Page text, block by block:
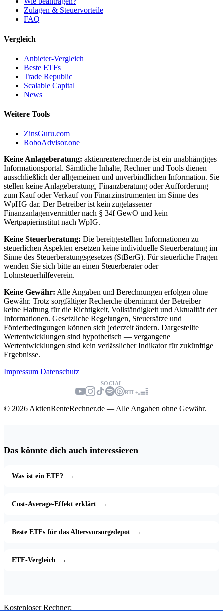
Zulagen & Steuervorteile
FAQ
Vergleich
Anbieter-Vergleich
Beste ETFs
Trade Republic
Scalable Capital
News
Weitere Tools
ZinsGuru.com
RoboAdvisor.one
Keine Anlageberatung: aktienrenterechner.de ist ein unabhängiges
Informationsportal. Sämtliche Inhalte, Rechner und Tools dienen
ausschließlich der allgemeinen und unverbindlichen Information. Sie
stellen keine Anlageberatung, Finanzberatung oder Aufforderung
zum Kauf oder Verkauf von Finanzinstrumenten im Sinne des
WpHG dar. Der Betreiber ist kein zugelassener
Finanzanlagenvermittler nach § 34f GewO und kein
Wertpapierinstitut nach WpIG.
Keine Steuerberatung: Die bereitgestellten Informationen zu
steuerlichen Aspekten ersetzen keine individuelle Steuerberatung im
Sinne des Steuerberatungsgesetzes (StBerG). Für steuerliche Fragen
wenden Sie sich bitte an einen Steuerberater oder
Lohnsteuerhilfeverein.
Keine Gewähr: Alle Angaben und Berechnungen erfolgen ohne
Gewähr. Trotz sorgfältiger Recherche übernimmt der Betreiber
keine Haftung für die Richtigkeit, Vollständigkeit und Aktualität der
Informationen. Gesetzliche Regelungen, Steuersätze und
Förderbedingungen können sich jederzeit ändern. Dargestellte
Wertentwicklungen sind hypothetisch — vergangene
Wertentwicklungen sind kein verlässlicher Indikator für zukünftige
Ergebnisse.
Impressum Datenschutz
SOCIAL
RTL+
© 2026 AktienRenteRechner.de — Alle Angaben ohne Gewähr.
Das könnte dich auch interessieren
Was ist ein ETF? →
Cost-Average-Effekt erklärt →
Beste ETFs für das Altersvorsorgedepot →
ETF-Vergleich →
Kostenloser Rechner: